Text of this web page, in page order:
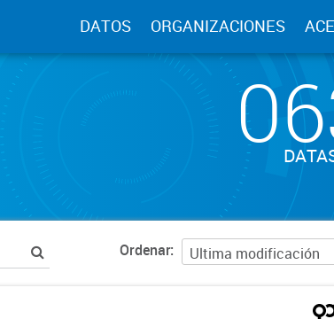
DATOS ORGANIZACIONES
Ordenar